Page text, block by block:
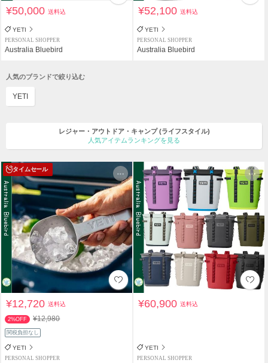
¥50,000送料込
YETI
PERSONAL SHOPPER
Australia Bluebird
¥52,100送料込
YETI
PERSONAL SHOPPER
Australia Bluebird
人気のブランドで絞り込む
YETI
レジャー・アウトドア・キャンプ (ライフスタイル)
人気アイテムランキングを見る
タイムセール
¥12,720送料込
2%OFF ¥12,980
関税負担なし
YETI
PERSONAL SHOPPER
¥60,900送料込
YETI
PERSONAL SHOPPER